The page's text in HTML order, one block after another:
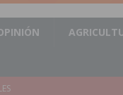
Miguel